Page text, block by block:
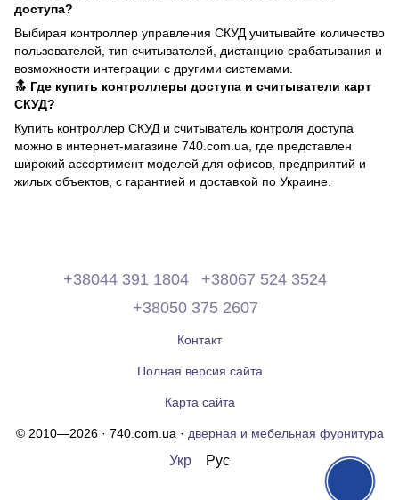
доступа?
Выбирая контроллер управления СКУД учитывайте количество
пользователей, тип считывателей, дистанцию срабатывания и
возможности интеграции с другими системами.
🔝 Где купить контроллеры доступа и считыватели карт
СКУД?
Купить контроллер СКУД и считыватель контроля доступа
можно в интернет-магазине 740.com.ua, где представлен
широкий ассортимент моделей для офисов, предприятий и
жилых объектов, с гарантией и доставкой по Украине.
+38044 391 1804
+38067 524 3524
+38050 375 2607
Контакт
Полная версия сайта
Карта сайта
© 2010—2026 · 740.com.ua · дверная и мебельная фурнитура
Укр Рус